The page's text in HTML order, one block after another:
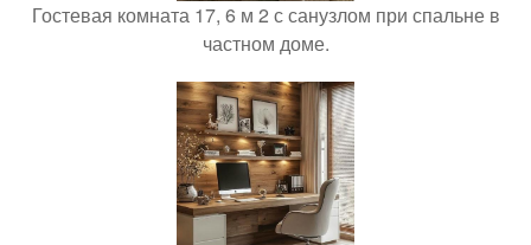
Гостевая комната 17, 6 м 2 с санузлом при спальне в
частном доме.